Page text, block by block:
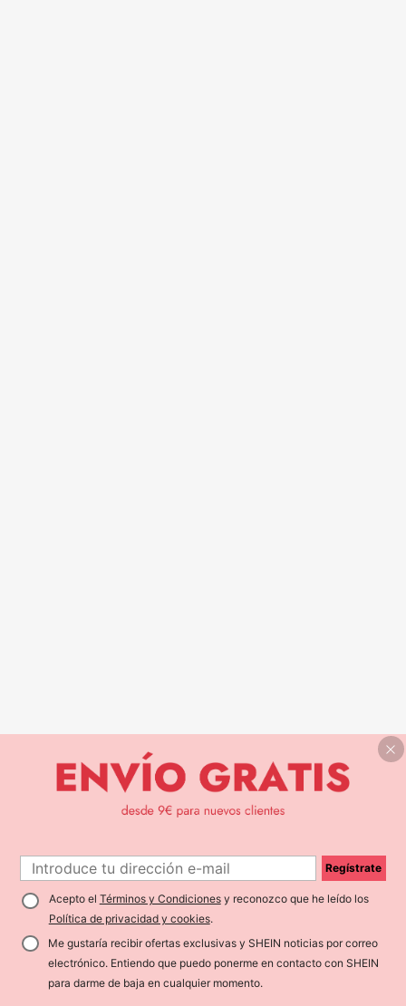
Regístrate
Acepto el Términos y Condicionesy reconozco que he leído los
Política de privacidad y cookies.
Me gustaría recibir ofertas exclusivas y SHEIN noticias por correo
electrónico. Entiendo que puedo ponerme en contacto con SHEIN
para darme de baja en cualquier momento.